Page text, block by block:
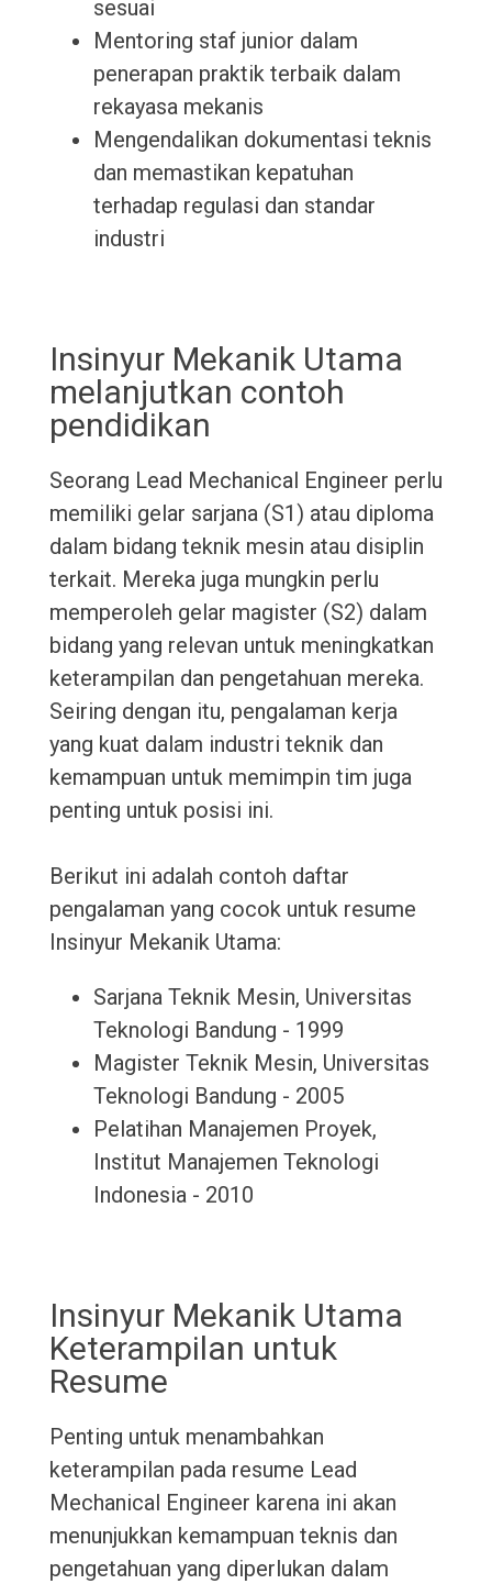
sesuai
Mentoring staf junior dalam
penerapan praktik terbaik dalam
rekayasa mekanis
Mengendalikan dokumentasi teknis
dan memastikan kepatuhan
terhadap regulasi dan standar
industri
Insinyur Mekanik Utama
melanjutkan contoh
pendidikan
Seorang Lead Mechanical Engineer perlu
memiliki gelar sarjana (S1) atau diploma
dalam bidang teknik mesin atau disiplin
terkait. Mereka juga mungkin perlu
memperoleh gelar magister (S2) dalam
bidang yang relevan untuk meningkatkan
keterampilan dan pengetahuan mereka.
Seiring dengan itu, pengalaman kerja
yang kuat dalam industri teknik dan
kemampuan untuk memimpin tim juga
penting untuk posisi ini.
Berikut ini adalah contoh daftar
pengalaman yang cocok untuk resume
Insinyur Mekanik Utama:
Sarjana Teknik Mesin, Universitas
Teknologi Bandung - 1999
Magister Teknik Mesin, Universitas
Teknologi Bandung - 2005
Pelatihan Manajemen Proyek,
Institut Manajemen Teknologi
Indonesia - 2010
Insinyur Mekanik Utama
Keterampilan untuk
Resume
Penting untuk menambahkan
keterampilan pada resume Lead
Mechanical Engineer karena ini akan
menunjukkan kemampuan teknis dan
pengetahuan yang diperlukan dalam